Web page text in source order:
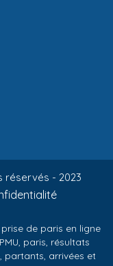
réservés - 2023
de paris en ligne
paris, résultats
partants, arrivées et